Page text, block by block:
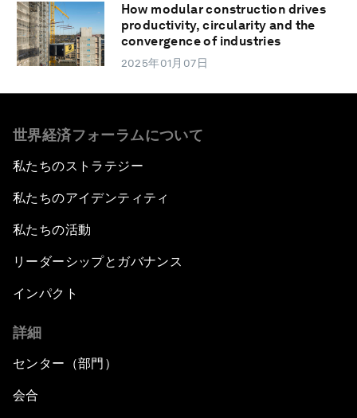
How modular construction drives
productivity, circularity and the
convergence of industries
2025年01月07日
世界経済フォーラムについて
私たちのストラテジー
私たちのアイデンティティ
私たちの活動
リーダーシップとガバナンス
インパクト
詳細
センター（部門）
会合